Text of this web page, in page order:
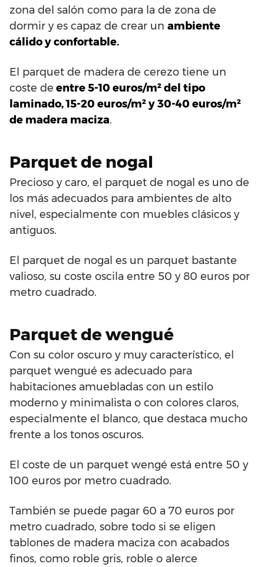
zona del salón como para la de zona de
dormir y es capaz de crear un ambiente
cálido y confortable.
El parquet de madera de cerezo tiene un
coste de entre 5-10 euros/m² del tipo
laminado, 15-20 euros/m² y 30-40 euros/m²
de madera maciza.
Parquet de nogal
Precioso y caro, el parquet de nogal es uno de
los más adecuados para ambientes de alto
nivel, especialmente con muebles clásicos y
antiguos.
El parquet de nogal es un parquet bastante
valioso, su coste oscila entre 50 y 80 euros por
metro cuadrado.
Parquet de wengué
Con su color oscuro y muy característico, el
parquet wengué es adecuado para
habitaciones amuebladas con un estilo
moderno y minimalista o con colores claros,
especialmente el blanco, que destaca mucho
frente a los tonos oscuros.
El coste de un parquet wengé está entre 50 y
100 euros por metro cuadrado.
También se puede pagar 60 a 70 euros por
metro cuadrado, sobre todo si se eligen
tablones de madera maciza con acabados
finos, como roble gris, roble o alerce